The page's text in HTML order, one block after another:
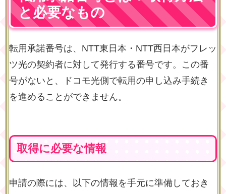
と必要なもの
転用承諾番号は、NTT東日本・NTT西日本がフレッ
ツ光の契約者に対して発行する番号です。この番
号がないと、ドコモ光側で転用の申し込み手続き
を進めることができません。
取得に必要な情報
申請の際には、以下の情報を手元に準備しておき